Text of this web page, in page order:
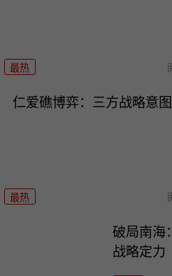
最热
仁爱礁博弈：三方战略意
最热
破局南海
战略定力